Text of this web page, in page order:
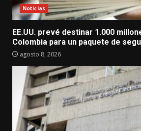
Noticias
EE.UU. prevé destinar 1.000
Colombia para un paquete de
agosto 8, 2026